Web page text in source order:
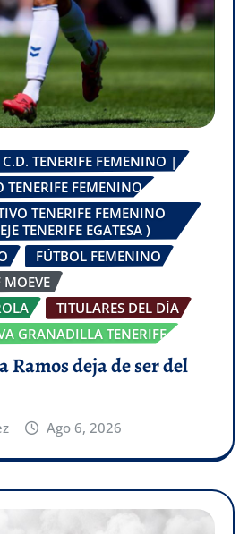
C.D. TENERIFE FEMENINO |
TENERIFE FEMENINO
TENERIFE FEMENINO
TENERIFE EGATESA )
FÚTBOL FEMENINO
MOEVE
TITULARES DEL DÍA
GRANADILLA TENERIFE
deja de ser del
Ago 6, 2026